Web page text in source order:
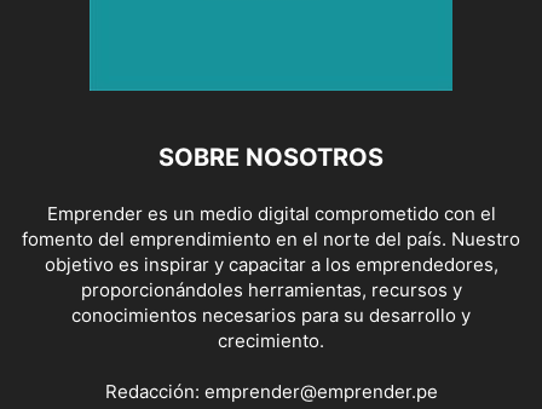
SOBRE NOSOTROS
Emprender es un medio digital comprometido con el
fomento del emprendimiento en el norte del país. Nuestro
objetivo es inspirar y capacitar a los emprendedores,
proporcionándoles herramientas, recursos y
conocimientos necesarios para su desarrollo y
crecimiento.
Redacción: emprender@emprender.pe